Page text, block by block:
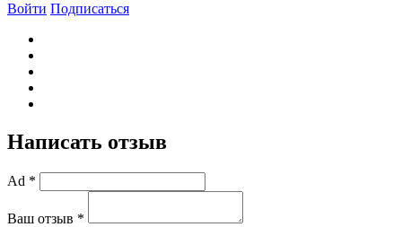
Войти Подписаться
Написать отзыв
Ad *
Ваш отзыв *